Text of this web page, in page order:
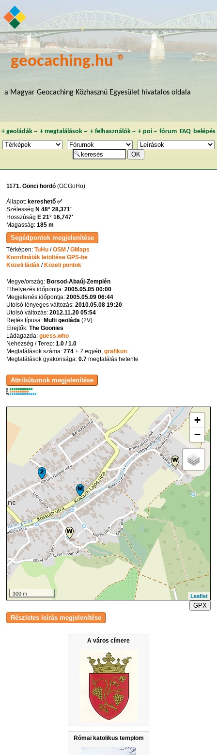
geocaching.hu ®
a Magyar Geocaching Közhasznú Egyesület hivatalos oldala
+ geoládák~ +megtalálások ~ + felhasználók~ + poi~ fórum FAQ belépés
1171. Gönci hordó (GCGoHo)
A város címere
Római katolikus templom
Állapot: kereshető ✅
Szélesség N 48° 28,371'
Hosszúság E 21° 16,747'
Magasság:185 m
Térképen:TuHu /OSM /GMaps
Koordináták letöltése GPS-be
Közeli ládák / Közeli pontok
Megye/ország: Borsod-Abaúj-Zemplén
Elhelyezés időpontja:2005.05.05 00:00
Megjelenés időpontja:2005.05.09 06:44
Utolsó lényeges változás:2010.05.08 19:20
Utolsó változás:2012.11.20 05:54
Rejtés típusa: Multi geoláda (2V)
Elrejtők:The Goonies
Ládagazda:guess.who
Nehézség / Terep:1.0 / 1.0
Megtalálások száma:774 + 7 egyéb,grafikon
Megtalálások gyakorisága:0.7 megtalálás hetente
K
R
W
+
−
300 m
Leaflet
GPX